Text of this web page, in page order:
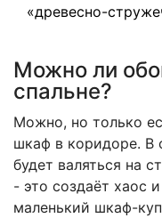
«древесно-
Можно ли
спальне?
Можно, но только
шкаф в коридоре. В
будет валяться на
- это создаёт хаос
маленький шкаф-